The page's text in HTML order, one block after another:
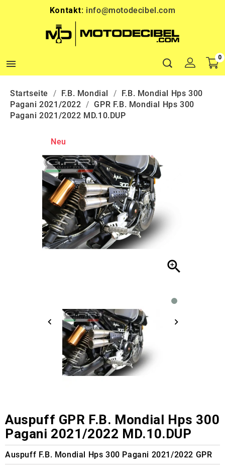
Kontakt: info@motodecibel.com

0
Startseite F.B. Mondial
F.B. Mondial Hps 300
Pagani 2021/2022
GPR F.B. Mondial Hps 300
Pagani 2021/2022 MD.10.DUP
Neu

Auspuff GPR F.B. Mondial Hps 300
Pagani 2021/2022 MD.10.DUP
Auspuff F.B. Mondial Hps 300 Pagani 2021/2022 GPR